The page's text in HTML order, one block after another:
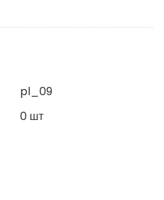
pl_09
0 шт